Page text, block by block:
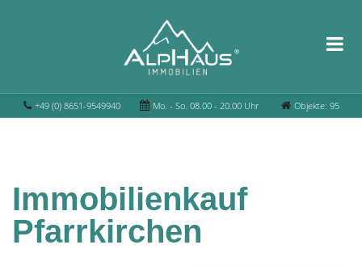
+49 (0) 8651-9549940 Mo. - So. 08.00 - 20.00 Uhr Objekte: 95
Immobilienkauf
Pfarrkirchen